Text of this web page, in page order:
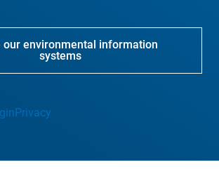
our environmental information
systems
Privacy